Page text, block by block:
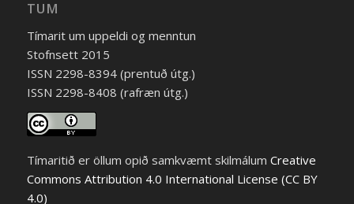
TUM
Tímarit um uppeldi og menntun
Stofnsett 2015
ISSN 2298-8394 (prentuð útg.)
ISSN 2298-8408 (rafræn útg.)
Tímaritið er öllum opið samkvæmt skilmálum Creative
Commons Attribution 4.0 International License (CC BY
4.0)